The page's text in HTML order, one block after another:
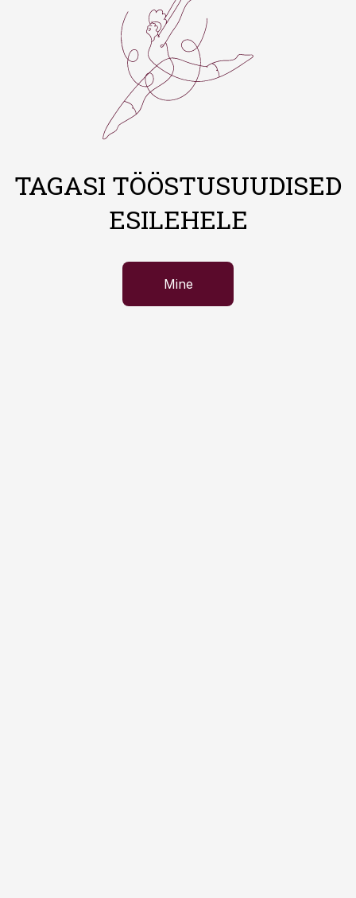
TAGASI TÖÖSTUSUUDISED
ESILEHELE
Mine